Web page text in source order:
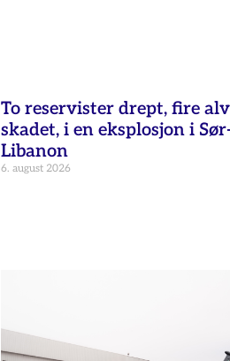
To reservister drept, fire
skadet, i en eksplosjon i
Libanon
6. august 2026